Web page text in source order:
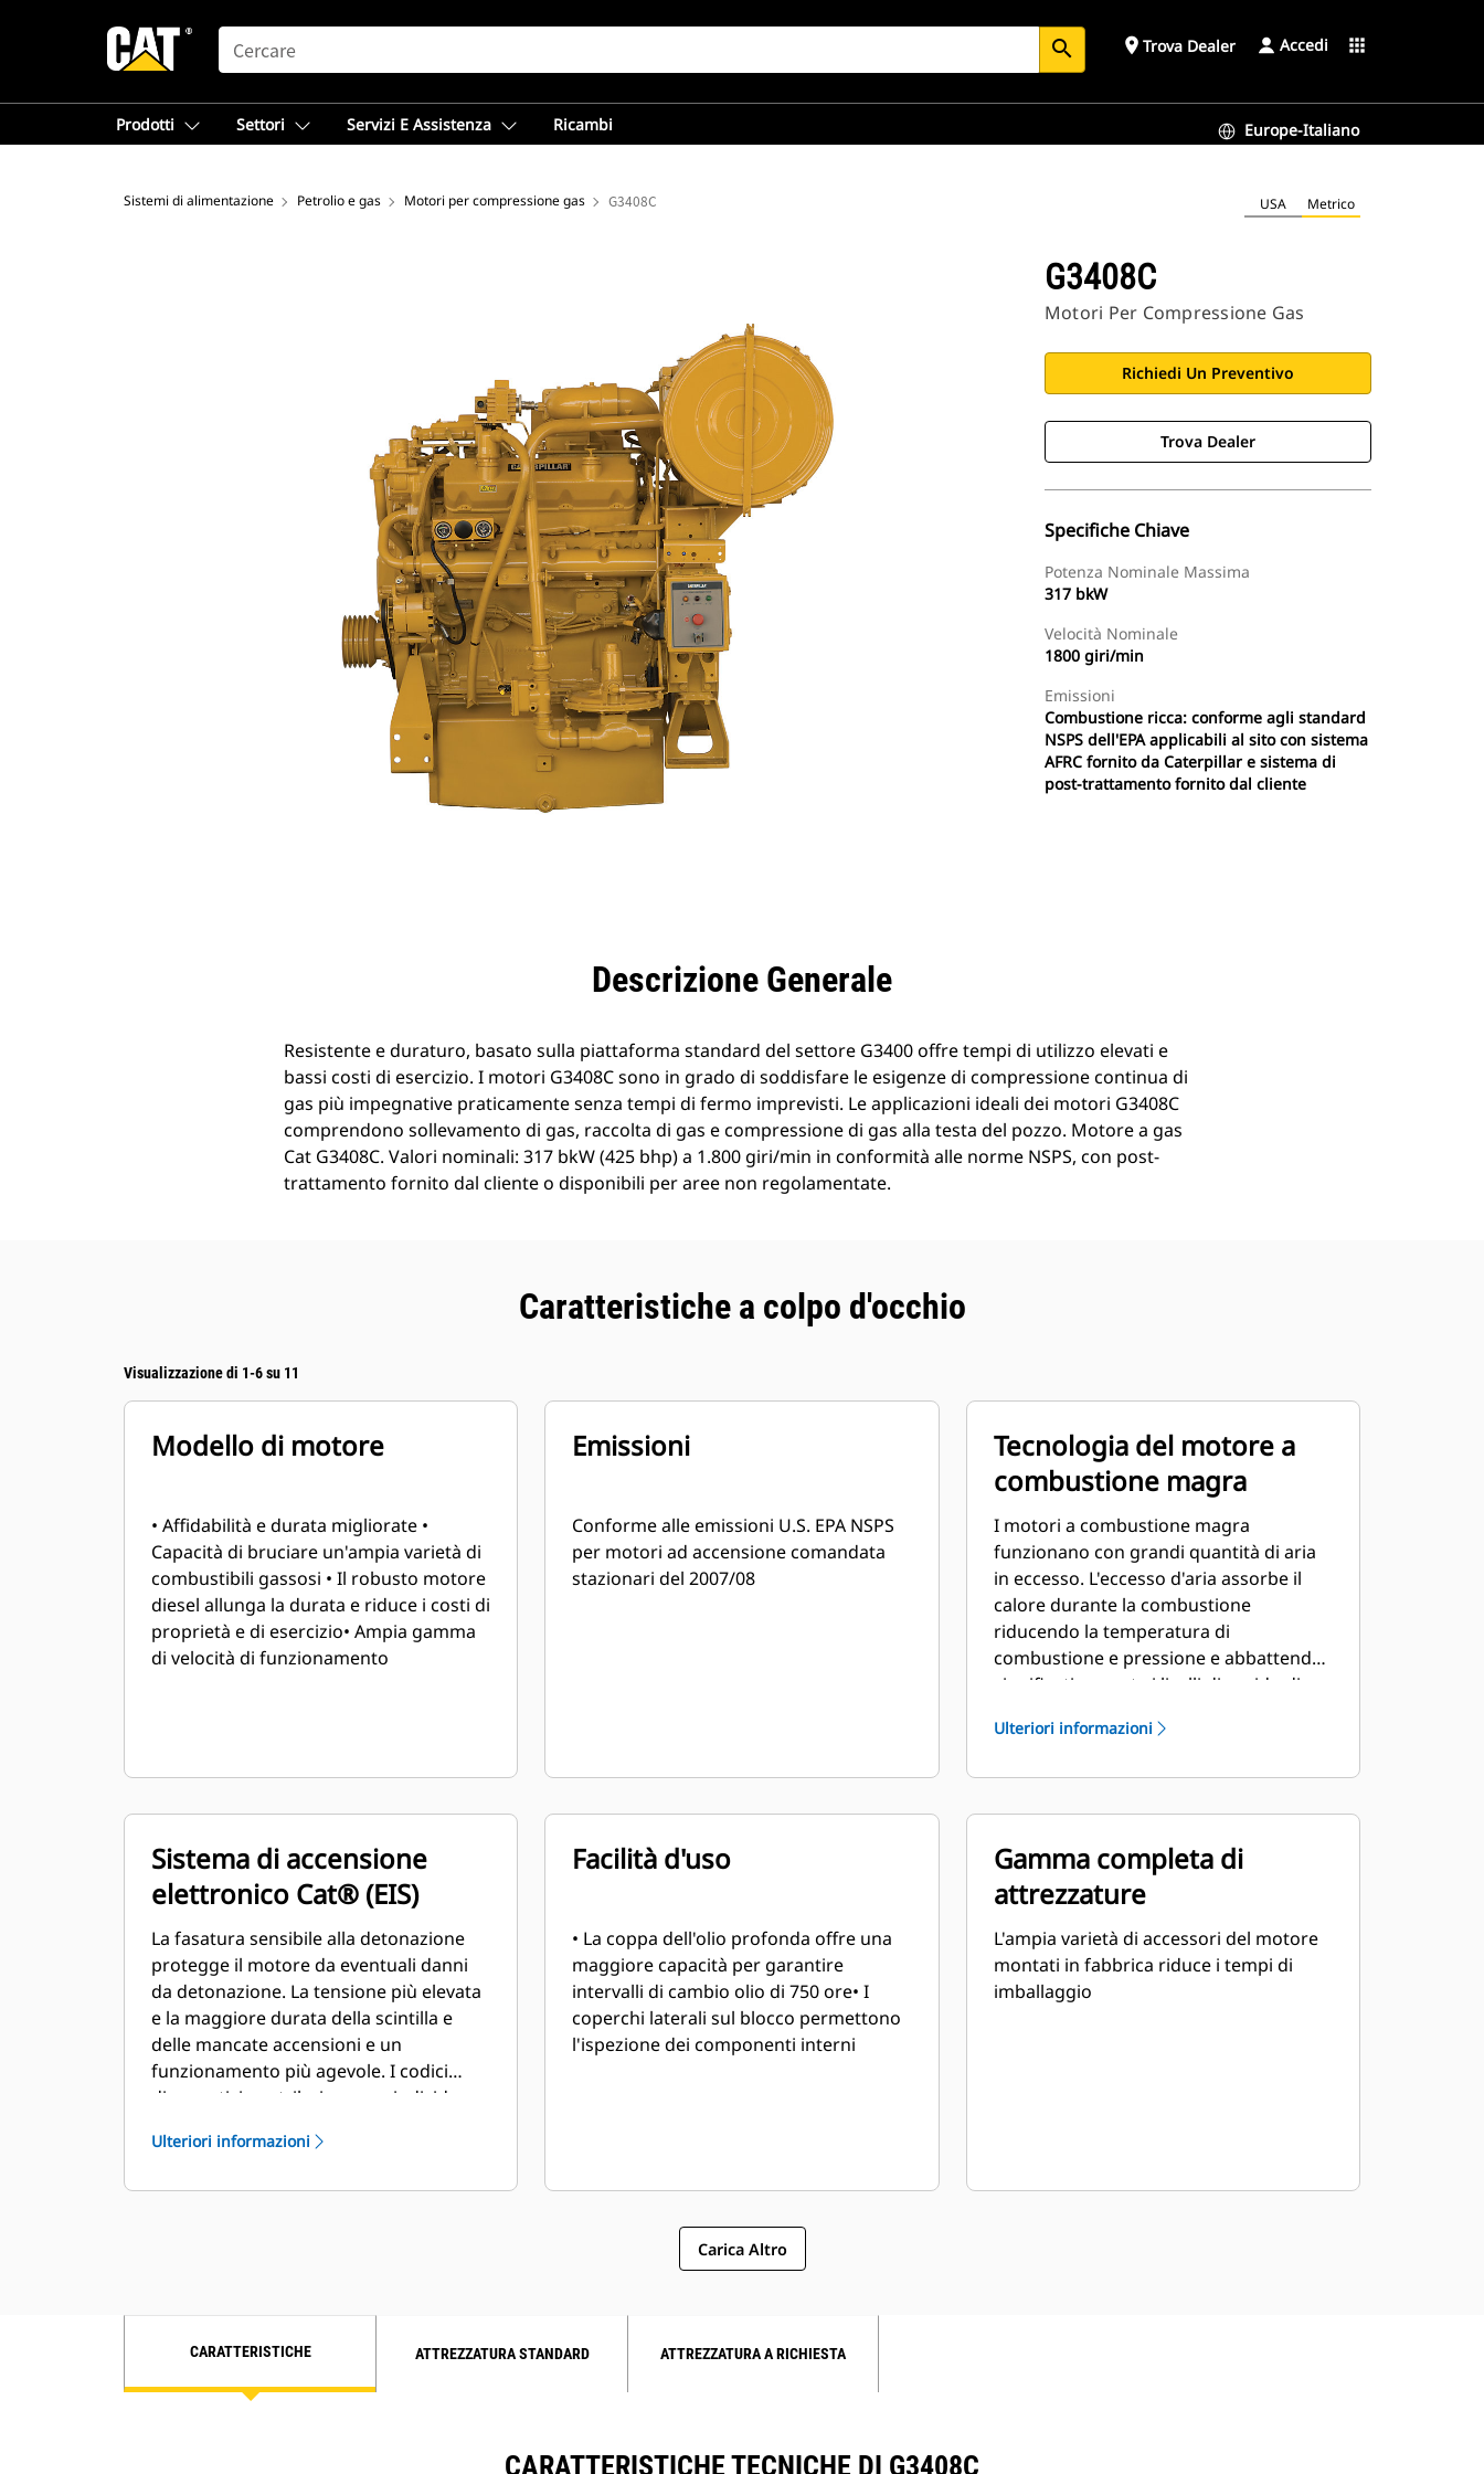
SEARCH search place Trova Dealer Accedi apps
Prodotti Settori Servizi E Assistenza Ricambi Europe-Italiano
Sistemi di alimentazione Petrolio e gas Motori per compressione gas G3408C USA Metrico
G3408C
Motori Per Compressione Gas
Richiedi Un Preventivo
Trova Dealer
Specifiche Chiave
Potenza Nominale Massima
317 bkW
Velocità Nominale
1800 giri/min
Emissioni
Combustione ricca: conforme agli standard
NSPS dell'EPA applicabili al sito con sistema
AFRC fornito da Caterpillar e sistema di
post-trattamento fornito dal cliente
Descrizione Generale
Resistente e duraturo, basato sulla piattaforma standard del settore G3400 offre tempi di utilizzo elevati e
bassi costi di esercizio. I motori G3408C sono in grado di soddisfare le esigenze di compressione continua di
gas più impegnative praticamente senza tempi di fermo imprevisti. Le applicazioni ideali dei motori G3408C
comprendono sollevamento di gas, raccolta di gas e compressione di gas alla testa del pozzo. Motore a gas
Cat G3408C. Valori nominali: 317 bkW (425 bhp) a 1.800 giri/min in conformità alle norme NSPS, con post-
trattamento fornito dal cliente o disponibili per aree non regolamentate.
Caratteristiche a colpo d'occhio
Visualizzazione di 1-6 su 11
Modello di motore
• Affidabilità e durata migliorate •
Capacità di bruciare un'ampia varietà di
combustibili gassosi • Il robusto motore
diesel allunga la durata e riduce i costi di
proprietà e di esercizio• Ampia gamma
di velocità di funzionamento
Emissioni
Conforme alle emissioni U.S. EPA NSPS
per motori ad accensione comandata
stazionari del 2007/08
Tecnologia del motore a
combustione magra
I motori a combustione magra
funzionano con grandi quantità di aria
in eccesso. L'eccesso d'aria assorbe il
calore durante la combustione
riducendo la temperatura di
combustione e pressione e abbattendo
significativamente i livelli di ossido di
assicura anche una maggiore durata dei
Ulteriori informazioni
Sistema di accensione
elettronico Cat® (EIS)
La fasatura sensibile alla detonazione
protegge il motore da eventuali danni
da detonazione. La tensione più elevata
e la maggiore durata della scintilla e
delle mancate accensioni e un
funzionamento più agevole. I codici
diagnostici contribuiscono a individuare
codici di manutenzione delle candele
Ulteriori informazioni
Facilità d'uso
• La coppa dell'olio profonda offre una
maggiore capacità per garantire
intervalli di cambio olio di 750 ore• I
coperchi laterali sul blocco permettono
l'ispezione dei componenti interni
Gamma completa di
attrezzature
L'ampia varietà di accessori del motore
montati in fabbrica riduce i tempi di
imballaggio
Carica Altro
CARATTERISTICHE ATTREZZATURA STANDARD ATTREZZATURA A RICHIESTA
CARATTERISTICHE TECNICHE DI G3408C